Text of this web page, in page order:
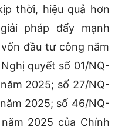
thời, hiệu quả hơn
pháp đẩy mạnh
đầu tư công năm
quyết số 01/NQ-
2025; số 27/NQ-
2025; số 46/NQ-
2025 của Chính